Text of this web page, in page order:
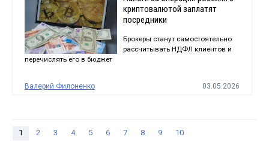
криптовалютой заплатят
посредники
Брокеры станут самостоятельно
рассчитывать НДФЛ клиентов и
перечислять его в бюджет
Валерий Филоненко 03.05.2026
1 2 3 4 5 6 7 8 9 10